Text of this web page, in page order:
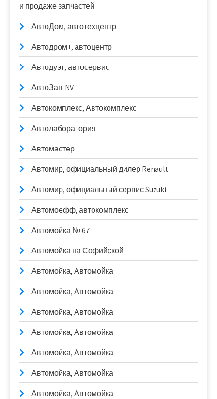
и продаже запчастей
АвтоДом, автотехцентр
Автодром+, автоцентр
Автодуэт, автосервис
АвтоЗап-NV
Автокомплекс, Автокомплекс
Автолаборатория
Автомастер
Автомир, официальный дилер Renault
Автомир, официальный сервис Suzuki
Автомоефф, автокомплекс
Автомойка № 67
Автомойка на Софийской
Автомойка, Автомойка
Автомойка, Автомойка
Автомойка, Автомойка
Автомойка, Автомойка
Автомойка, Автомойка
Автомойка, Автомойка
Автомойка, Автомойка